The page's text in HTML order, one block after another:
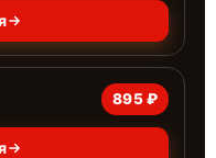
895 ₽